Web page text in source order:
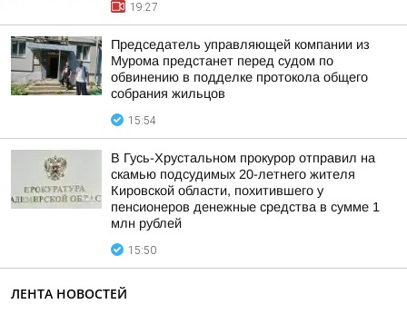
19:27
Председатель управляющей компании из
Мурома предстанет перед судом по
обвинению в подделке протокола общего
собрания жильцов
15:54
В Гусь-Хрустальном прокурор отправил на
скамью подсудимых 20-летнего жителя
Кировской области, похитившего у
пенсионеров денежные средства в сумме 1
млн рублей
15:50
ЛЕНТА НОВОСТЕЙ